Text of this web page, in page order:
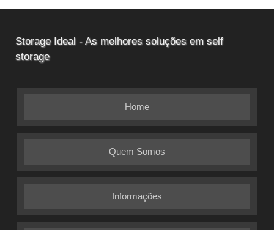
Storage Ideal - As melhores soluções em self
storage
Home
Quem Somos
Informações